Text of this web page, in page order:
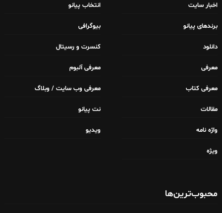
اخبار سایت انتخاب پیانو
برندهای پیانو بیوگرافی
دانلود کنسرت و رسیتال
معرفی معرفی آلبوم
معرفی کتاب معرفی وب سایت / وبلاگ
مقالات نت پیانو
واژه نامه ویدیو
ویژه
محبوب‌ترین‌ها